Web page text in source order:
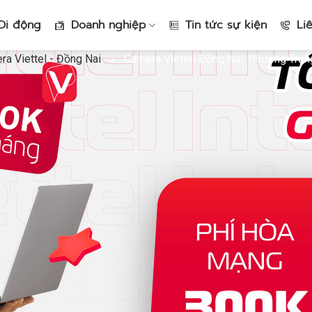
động Doanh nghiệp Tin tức sự kiện
Viettel - Đồng Nai › Camera Viettel Đồng Nai: Phường